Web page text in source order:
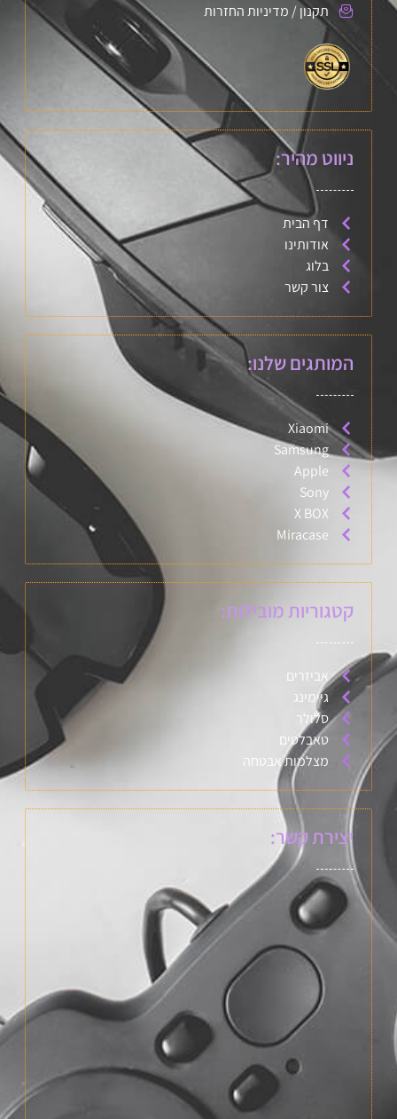
תקנון / מדיניות החזרות
ניווט מהיר:
דף הבית
אודותינו
בלוג
צור קשר
המותגים שלנו:
Xiaomi
Samsung
Apple
Sony
X BOX
Miracase
קטגוריות מובילות:
אביזרים
גיימינג
סלולר
טאבלטים
מצלמות אבטחה
יצירת קשר: